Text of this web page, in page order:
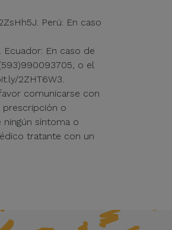
Perú: En caso
En caso de
o el
2ZHT6W3.
comunicarse con
prescripción o
síntoma o
tratante con un